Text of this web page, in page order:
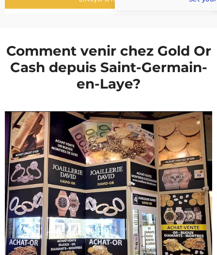
Comment venir chez Gold Or
Cash depuis Saint-Germain-
en-Laye?